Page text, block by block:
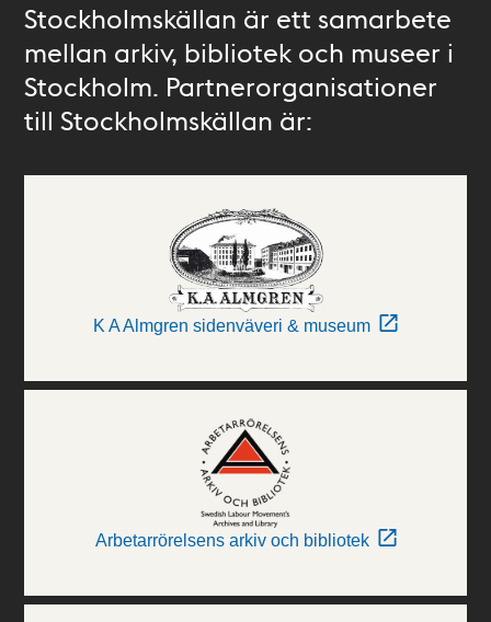
Stockholmskällan är ett samarbete
mellan arkiv, bibliotek och museer i
Stockholm. Partnerorganisationer
till Stockholmskällan är:
K A Almgren sidenväveri & museum
Arbetarrörelsens arkiv och bibliotek